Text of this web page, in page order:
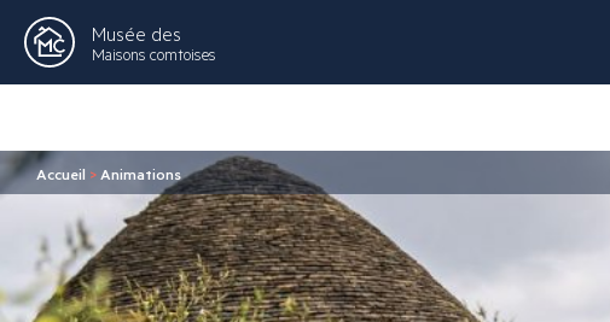
Musée des
Maisons comtoises
Accueil > Animations